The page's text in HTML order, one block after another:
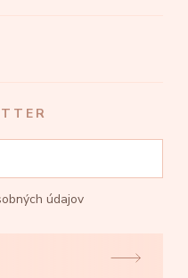
údajov